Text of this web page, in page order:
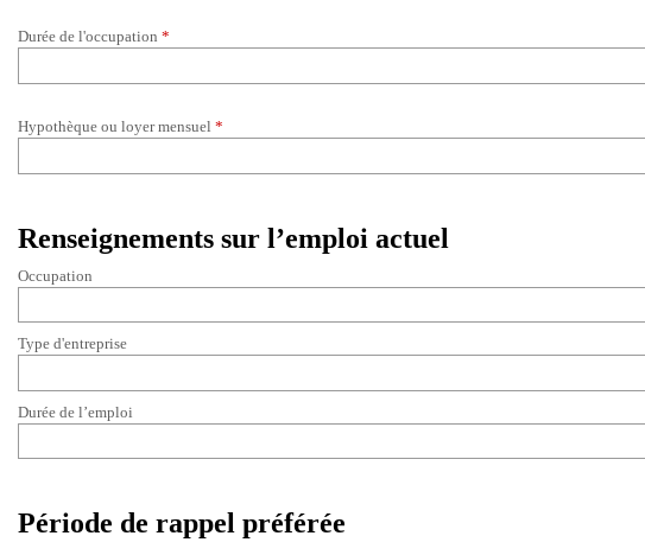
Durée de l'occupation *
Hypothèque ou loyer mensuel *
Renseignements sur l’emploi actuel
Occupation
Type d'entreprise
Durée de l’emploi
Période de rappel préférée